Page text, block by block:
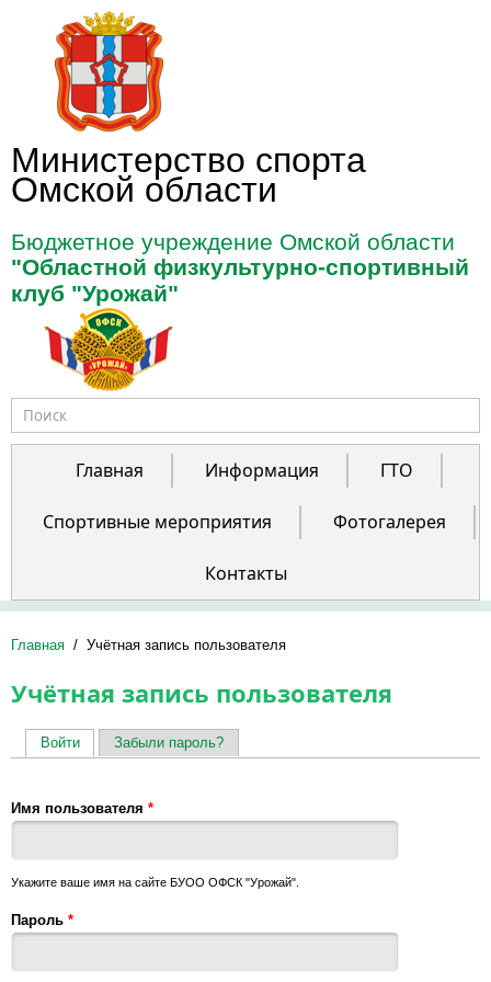
Перейти к основному содержанию
Министерство спорта
Омской области
Бюджетное учреждение Омской области
"Областной физкультурно-спортивный
клуб "Урожай"
Форма поиска
Главная
Информация ГТО
Спортивные мероприятия Фотогалерея
Контакты
Главная / Учётная запись пользователя
Учётная запись пользователя
Войти(активная вкладка)
Забыли пароль?
Имя пользователя *
Укажите ваше имя на сайте БУОО ОФСК "Урожай".
Пароль *